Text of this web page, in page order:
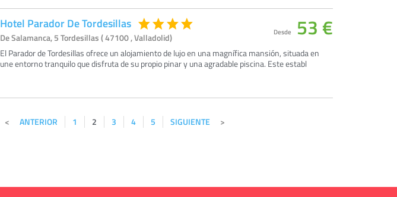
Hotel Parador De Tordesillas
De Salamanca, 5 Tordesillas ( 47100 , Valladolid)
El Parador de Tordesillas ofrece un alojamiento de lujo en una magnífica mansión, situada en
une entorno tranquilo que disfruta de su propio pinar y una agradable piscina. Este establ
Desde 53 €
ANTERIOR 1 2 3 4 5 SIGUIENTE